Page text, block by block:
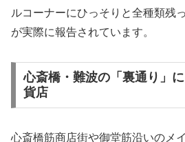
ルコーナーにひっそりと全種類残
が実際に報告されています。
心斎橋・難波の「裏通り」
貨店
心斎橋筋商店街や御堂筋沿いのメ